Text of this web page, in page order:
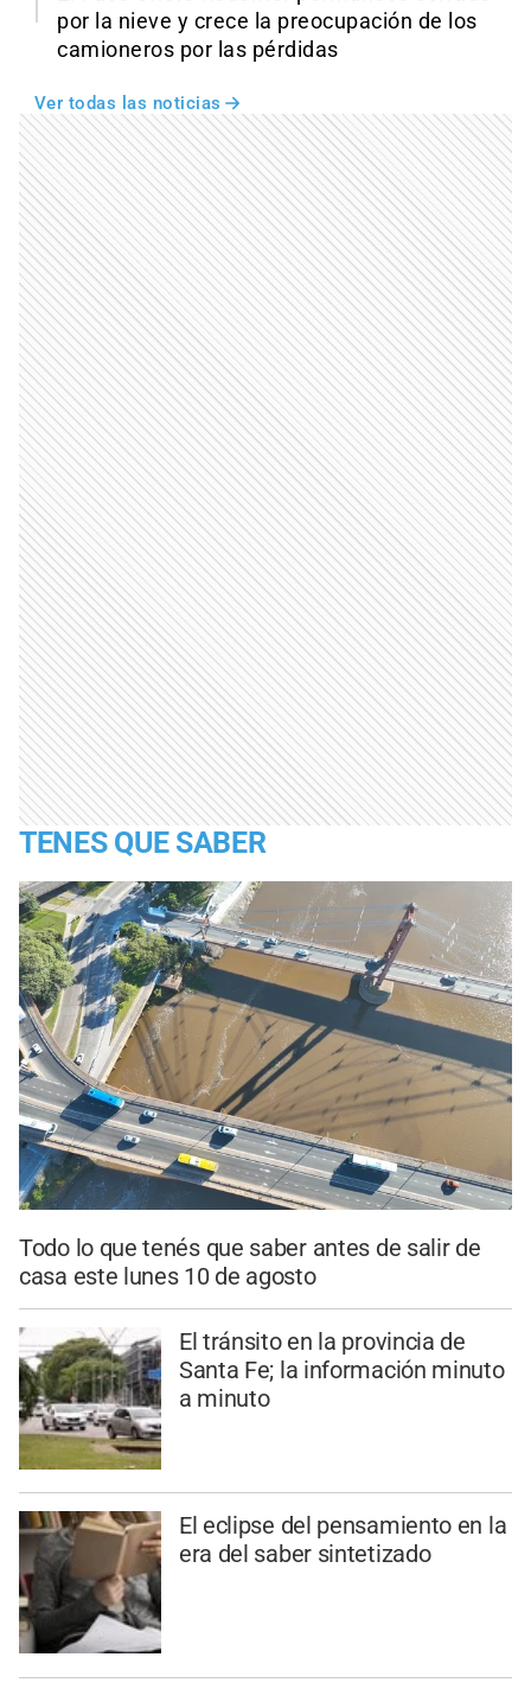
por la nieve y crece la preocupación de los
camioneros por las pérdidas
Ver todas las noticias
TENES QUE SABER
Todo lo que tenés que saber antes de salir de
casa este lunes 10 de agosto
El tránsito en la provincia de
Santa Fe; la información minuto
a minuto
El eclipse del pensamiento en la
era del saber sintetizado